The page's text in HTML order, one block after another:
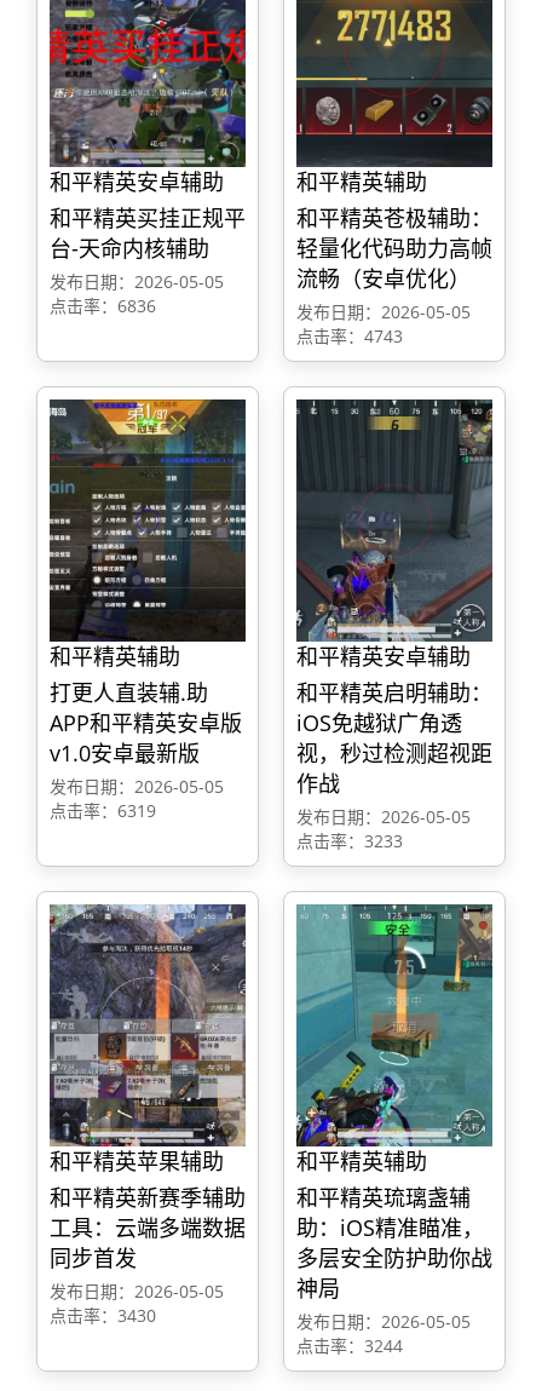
和平精英安卓辅助
和平精英买挂正规平
台-天命内核辅助
发布日期：2026-05-05
点击率：6836
和平精英辅助
和平精英苍极辅助：
轻量化代码助力高帧
流畅（安卓优化）
发布日期：2026-05-05
点击率：4743
和平精英辅助
打更人直装辅.助
APP和平精英安卓版
v1.0安卓最新版
发布日期：2026-05-05
点击率：6319
和平精英安卓辅助
和平精英启明辅助：
iOS免越狱广角透
视，秒过检测超视距
作战
发布日期：2026-05-05
点击率：3233
和平精英苹果辅助
和平精英新赛季辅助
工具：云端多端数据
同步首发
发布日期：2026-05-05
点击率：3430
和平精英辅助
和平精英琉璃盏辅
助：iOS精准瞄准，
多层安全防护助你战
神局
发布日期：2026-05-05
点击率：3244